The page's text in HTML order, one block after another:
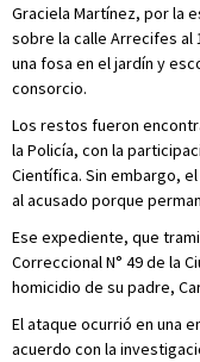
Graciela Martínez, por la
sobre la calle Arrecifes al
una fosa en el jardín y
consorcio.
Los restos fueron
la Policía, con la
Científica. Sin embargo,
al acusado porque
Ese expediente, que
Correccional N° 49 de la
homicidio de su padre,
El ataque ocurrió en una
acuerdo con la